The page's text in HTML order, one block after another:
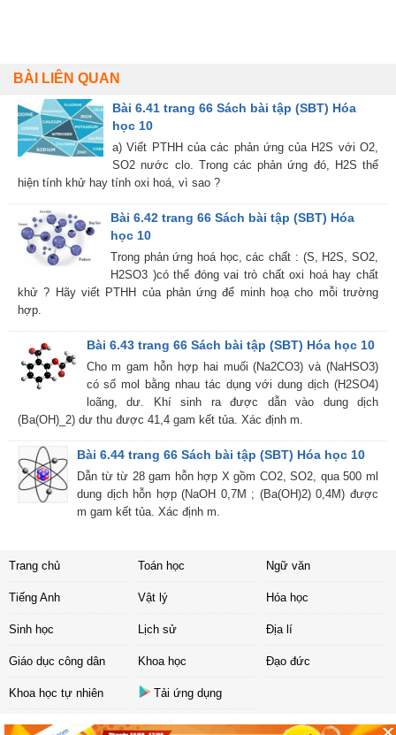
BÀI LIÊN QUAN
Bài 6.41 trang 66 Sách bài tập (SBT) Hóa
học 10
a) Viết PTHH của các phản ứng của H2S với O2,
SO2 nước clo. Trong các phản ứng đó, H2S thể
hiện tính khử hay tính oxi hoá, vì sao ?
Bài 6.42 trang 66 Sách bài tập (SBT) Hóa
học 10
Trong phản ứng hoá học, các chất : (S, H2S, SO2,
H2SO3 )có thể đóng vai trò chất oxi hoá hay chất
khử ? Hãy viết PTHH của phản ứng để minh hoạ cho mỗi trường
hợp.
Bài 6.43 trang 66 Sách bài tập (SBT) Hóa học 10
Cho m gam hỗn hợp hai muối (Na2CO3) và (NaHSO3)
có số mol bằng nhau tác dụng với dung dịch (H2SO4)
loãng, dư. Khí sinh ra được dẫn vào dung dịch
(Ba(OH)_2) dư thu được 41,4 gam kết tủa. Xác định m.
Bài 6.44 trang 66 Sách bài tập (SBT) Hóa học 10
Dẫn từ từ 28 gam hỗn hợp X gồm CO2, SO2, qua 500 ml
dung dịch hỗn hợp (NaOH 0,7M ; (Ba(OH)2) 0,4M) được
m gam kết tủa. Xác định m.
Trang chủ Toán học Ngữ văn
Tiếng Anh Vật lý Hóa học
Sinh học Lịch sử Địa lí
Giáo dục công dân Khoa học Đạo đức
Khoa học tự nhiên Tải ứng dụng
Liên hệ|Chính sách